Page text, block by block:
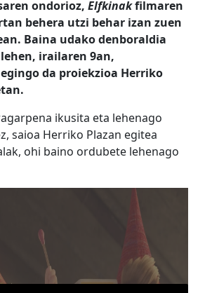
ondorioz,Elfkinakfilmaren
behera utzi behar izan zuen
Baina udako denboraldia
irailaren 9an,
da proiekzioa Herriko
ikusita eta lehenago
saioa Herriko Plazan egitea
ohi baino ordubete lehenago